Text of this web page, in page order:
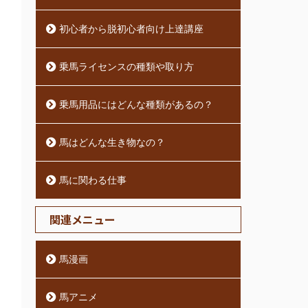
初心者から脱初心者向け上達講座
乗馬ライセンスの種類や取り方
乗馬用品にはどんな種類があるの？
馬はどんな生き物なの？
馬に関わる仕事
関連メニュー
馬漫画
馬アニメ